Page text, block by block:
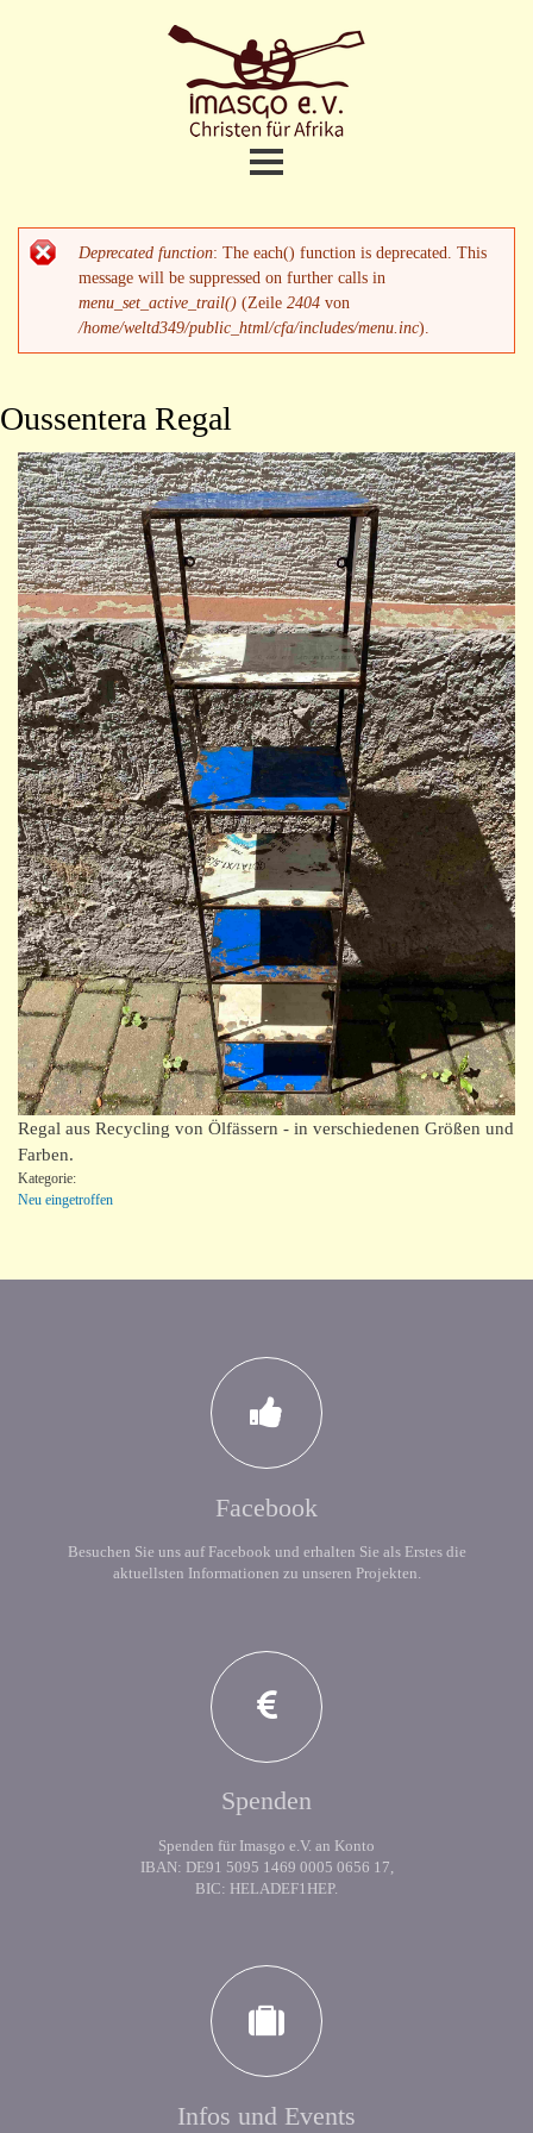
zum
Projekte
Termine und Aktuelles
Meine Unterstützung
Wer sind wir
Burkina Faso
Kontakt/Impressum
Fehlermeldung
Deprecated function: The each() function is deprecated. This
message will be suppressed on further calls in
menu_set_active_trail() (Zeile 2404 von
/home/weltd349/public_html/cfa/includes/menu.inc).
Oussentera Regal
Regal aus Recycling von Ölfässern - in verschiedenen Größen und
Farben.
Kategorie:
Neu eingetroffen
Facebook
Besuchen Sie uns auf Facebook und erhalten Sie als Erstes die
aktuellsten Informationen zu unseren Projekten.
Spenden
Spenden für Imasgo e.V. an Konto
IBAN: DE91 5095 1469 0005 0656 17,
BIC: HELADEF1HEP.
Infos und Events